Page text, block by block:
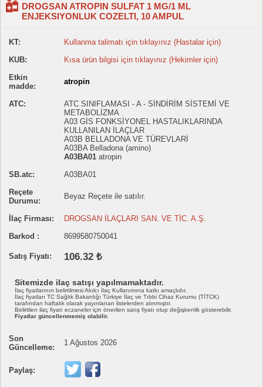
DROGSAN ATROPIN SULFAT 1 MG/1 ML
ENJEKSIYONLUK COZELTI, 10 AMPUL
KT:
Kullanma talimatı için tıklayınız (Hastalar için)
KUB:
Kısa ürün bilgisi için tıklayınız (Hekimler için)
Etkin
madde:
atropin
ATC:
ATC SINIFLAMASI - A - SİNDİRİM SİSTEMİ VE
METABOLİZMA
A03 GİS FONKSİYONEL HASTALIKLARINDA
KULLANILAN İLAÇLAR
A03B BELLADONA VE TÜREVLARİ
A03BA Belladona (amino)
A03BA01 atropin
SB.atc:
A03BA01
Reçete
Durumu:
Beyaz Reçete ile satılır.
İlaç Firması:
DROGSAN İLAÇLARI SAN. VE TİC. A.Ş.
Barkod :
8699580750041
Satış Fiyatı: 106.32 ₺
Sitemizde ilaç satışı yapılmamaktadır.
İlaç fiyatlarının belirtilmesi Akılcı İlaç Kullanımına katkı amaçlıdır.
İlaç fiyatları TC Sağlık Bakanlığı Türkiye İlaç ve Tıbbi Cihaz Kurumu (TİTCK)
tarafından haftalık olarak yayınlanan listelerden alınmıştır.
Belirtilen ilaç fiyatı eczaneler için önerilen satış fiyatı olup değişkenlik gösterebilir.
Fiyatlar güncellenmemiş olabilir.
Son
Güncelleme:
1 Ağustos 2026
Paylaş: